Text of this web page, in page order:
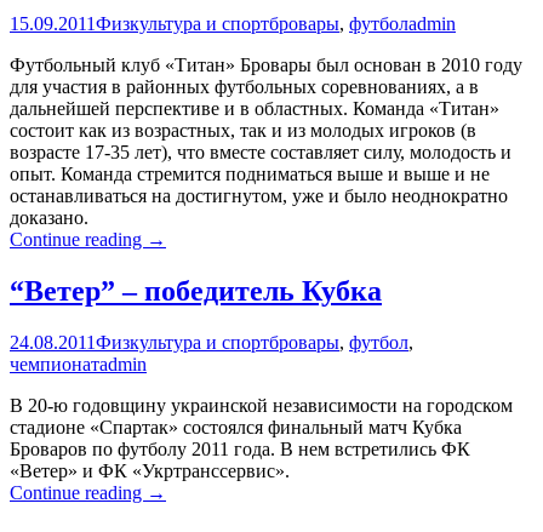
15.09.2011Физкультура и спортбровары, футболadmin
Футбольный клуб «Титан» Бровары был основан в 2010 году
для участия в районных футбольных соревнованиях, а в
дальнейшей перспективе и в областных. Команда «Титан»
состоит как из возрастных, так и из молодых игроков (в
возрасте 17-35 лет), что вместе составляет силу, молодость и
опыт. Команда стремится подниматься выше и выше и не
останавливаться на достигнутом, уже и было неоднократно
доказано.
Continue reading Футбольный
“Титан”
Бровары
→
“Ветер” – победитель Кубка
24.08.2011Физкультура и спортбровары, футбол,
чемпионатadmin
В 20-ю годовщину украинской независимости на городском
стадионе «Спартак» состоялся финальный матч Кубка
Броваров по футболу 2011 года. В нем встретились ФК
«Ветер» и ФК «Укртранссервис».
Continue reading “Ветер”
→